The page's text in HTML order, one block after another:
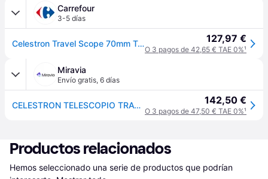
Carrefour
3-5 días
Celestron Travel Scope 70mm Telescope 127,97 €
O 3 pagos de 42,65 € TAE 0%¹
Miravia
Envío gratis, 6 días
CELESTRON TELESCOPIO TRAVEL SCOPE 70 142,50 €
O 3 pagos de 47,50 € TAE 0%¹
Productos relacionados
Hemos seleccionado una serie de productos que podrían